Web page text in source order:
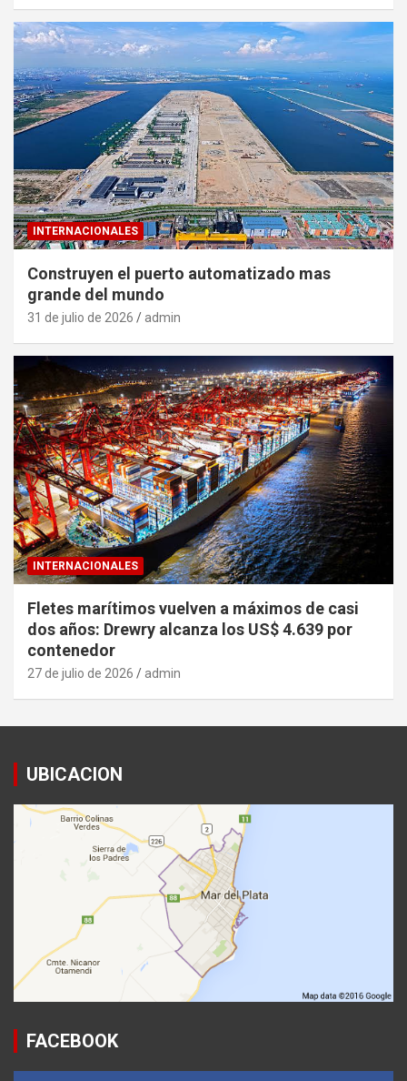
INTERNACIONALES
Construyen el puerto automatizado mas
grande del mundo
31 de julio de 2026 admin
INTERNACIONALES
Fletes marítimos vuelven a máximos de casi
dos años: Drewry alcanza los US$ 4.639 por
contenedor
27 de julio de 2026 admin
UBICACION
FACEBOOK